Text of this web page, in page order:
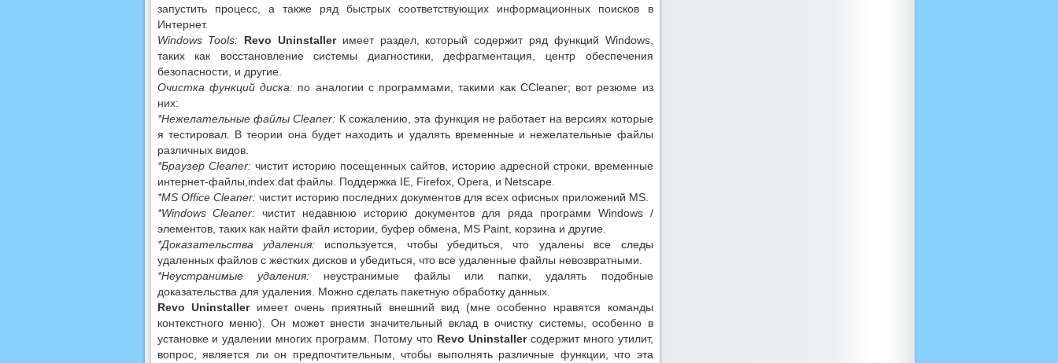
запустить процесс, а также ряд быстрых соответствующих информационных поисков в
Интернет.
Windows Tools: Revo Uninstallerимеет раздел, который содержит ряд функций Windows,
таких как восстановление системы диагностики, дефрагментация, центр обеспечения
безопасности, и другие.
Очистка функций диска: по аналогии с программами, такими как CCleaner; вот резюме из
них:
*Нежелательные файлы Cleaner: К сожалению, эта функция не работает на версиях которые
я тестировал. В теории она будет находить и удалять временные и нежелательные файлы
различных видов.
*Браузер Cleaner:чистит историю посещенных сайтов, историю адресной строки, временные
интернет-файлы,index.dat файлы. Поддержка IE, Firefox, Opera, и Netscape.
*MS Office Cleaner: чистит историю последних документов для всех офисных приложений MS.
*Windows Cleaner:чистит недавнюю историю документов для ряда программ Windows /
элементов, таких как найти файл истории, буфер обмена, MS Paint, корзина и другие.
*Доказательства удаления:используется, чтобы убедиться, что удалены все следы
удаленных файлов с жестких дисков и убедиться, что все удаленные файлы невозвратными.
*Неустранимые удаления:неустранимые файлы или папки, удалять подобные
доказательства для удаления. Можно сделать пакетную обработку данных.
Revo Uninstallerимеет очень приятный внешний вид (мне особенно нравятся команды
контекстного меню). Он может внести значительный вклад в очистку системы, особенно в
установке и удалении многих программ. Потому что Revo Uninstallerсодержит много утилит,
вопрос, является ли он предпочтительным, чтобы выполнять различные функции, что эта